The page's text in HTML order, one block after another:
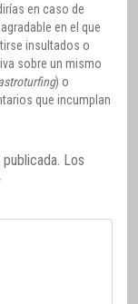
en caso de
en el que
insultados o
sobre un mismo
) o
que incumplan
Los